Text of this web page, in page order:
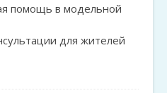
помощь в модельной
для жителей